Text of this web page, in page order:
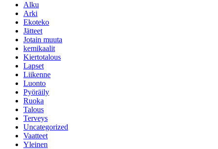
Alku
Arki
Ekoteko
Jätteet
Jotain muuta
kemikaalit
Kiertotalous
Lapset
Liikenne
Luonto
Pyöräily
Ruoka
Talous
Terveys
Uncategorized
Vaatteet
Yleinen